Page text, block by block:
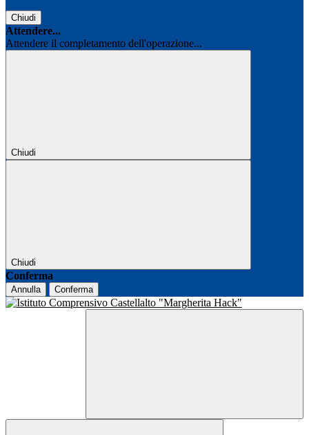
Chiudi
Attendere...
Attendere il completamento dell'operazione...
Chiudi
Chiudi
Conferma
Annulla Conferma